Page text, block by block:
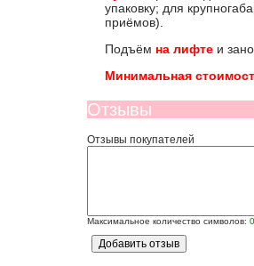
упаковку; для
приёмов).
Подъём на лифте и
Минимальная
Отзывы
Отзывы покупателей
Максимальное количество символов: 0